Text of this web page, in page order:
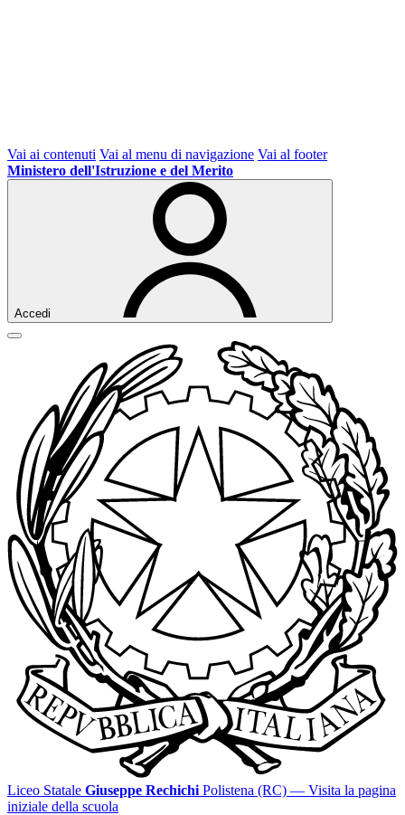
Vai ai contenuti Vai al menu di navigazione Vai al footer
Ministero dell'Istruzione e del Merito
Accedi
Liceo Statale Giuseppe Rechichi Polistena (RC) — Visita la pagina
iniziale della scuola